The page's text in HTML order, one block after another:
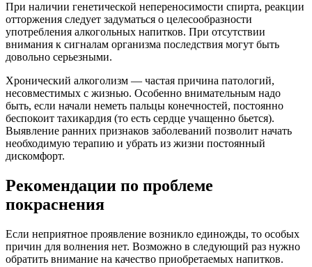
При наличии генетической непереносимости спирта, реакции
отторжения следует задуматься о целесообразности
употребления алкогольных напитков. При отсутствии
внимания к сигналам организма последствия могут быть
довольно серьезными.
Хронический алкоголизм — частая причина патологий,
несовместимых с жизнью. Особенно внимательным надо
быть, если начали неметь пальцы конечностей, постоянно
беспокоит тахикардия (то есть сердце учащенно бьется).
Выявление ранних признаков заболеваний позволит начать
необходимую терапию и убрать из жизни постоянный
дискомфорт.
Рекомендации по проблеме
покраснения
Если неприятное проявление возникло единожды, то особых
причин для волнения нет. Возможно в следующий раз нужно
обратить внимание на качество приобретаемых напитков.